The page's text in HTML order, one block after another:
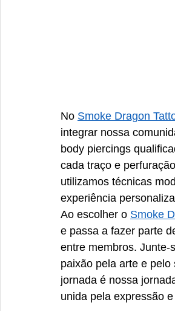
No Smoke Dragon
integrar nossa
body piercings
cada traço e
utilizamos técnicas
experiência
Ao escolher o Smoke
e passa a fazer parte
entre membros. Junte-
paixão pela arte e pelo
jornada é nossa
unida pela expressão